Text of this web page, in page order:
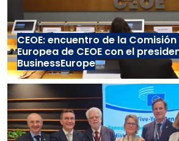
CEOE: encuentro de la
Europea de CEOE con el
BusinessEurope